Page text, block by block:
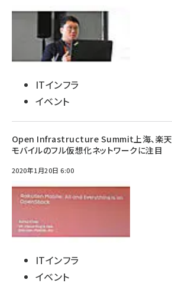
ITインフラ
イベント
Open Infrastructure Summit上海、楽天
モバイルのフル仮想化ネットワークに注目
2020年1月20日 6:00
ITインフラ
イベント